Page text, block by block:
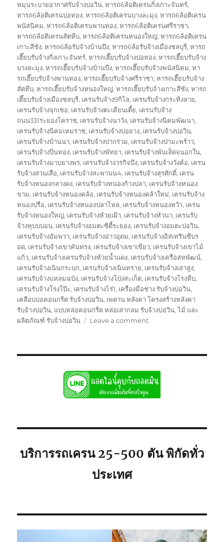
หมุนระบายอากาศรับจ้างบ่อวิน,หารถ6ล้อติเครนกิ่งเกาะจันทร์,
หารถ6ล้อติเครนบ่อทอง,หารถ6ล้อติเครนบางละมุง,หารถ6ล้อติเครน
พนัสนิคม,หารถ6ล้อติเครนพานทอง,หารถ6ล้อติเครนศรีราชา,
หารถ6ล้อติเครนสัตหีบ,หารถ6ล้อติเครนหนองใหญ่,หารถ6ล้อติเครน
เกาะสีชัง,หารถ6ล้อรับจ้างบ้านบึง,หารถ6ล้อรับจ้างเมืองชลบุรี,หารถ
เฮี๊ยบรับจ้างกิ่งเกาะจันทร์,หารถเฮี๊ยบรับจ้างบ่อทอง,หารถเฮี๊ยบรับจ้าง
บางละมุง,หารถเฮี๊ยบรับจ้างบ้านบึง,หารถเฮี๊ยบรับจ้างพนัสนิคม,หา
รถเฮี๊ยบรับจ้างพานทอง,หารถเฮี๊ยบรับจ้างศรีราชา,หารถเฮี๊ยบรับจ้าง
สัตหีบ,หารถเฮี๊ยบรับจ้างหนองใหญ่,หารถเฮี๊ยบรับจ้างเกาะสีชัง,หารถ
เฮี๊ยบรับจ้างเมืองชลบุรี, เครนรับจ้าง9กิโล, เครนรับจ้างกระทิงลาย,
เครนรับจ้างจุกเชอ, เครนรับจ้างตะเคียนเตี้ย, เครนรับจ้าง
ถนน331ระยองโคราช, เครนรับจ้างนาวัง, เครนรับจ้างนิคมพัฒนา,
เครนรับจ้างนิคมเหมราช, เครนรับจ้างบ่อยาง, เครนรับจ้างบ่อวิน,
เครนรับจ้างบ้านนา, เครนรับจ้างปากร่วม, เครนรับจ้างป่ามะพร้าว,
เครนรับจ้างปิ่นทอง, เครนรับจ้างพัทยา, เครนรับจ้างพันเส็ดจนอกใน,
เครนรับจ้างมาบยางพร, เครนรับจ้างวรกิจบึง, เครนรับจ้างวังค้อ, เครน
รับจ้างสวนเสือ, เครนรับจ้างสะพานน4, เครนรับจ้างสุรศักดิ์, เครน
รับจ้างหนองกลางดง, เครนรับจ้างหนองก้างปลา, เครนรับจ้างหนอง
ขาม, เครนรับจ้างหนองคล้อ, เครนรับจ้างหนองคล้าใหม่, เครนรับจ้าง
หนองปรือ, เครนรับจ้างหนองปลาไหล, เครนรับจ้างหนองหว้า, เครน
รับจ้างหนองใหญ่, เครนรับจ้างห้วยเฝ้า, เครนรับจ้างหัวนา, เครนรับ
จ้างหุบบบอน, เครนรับจ้างอมตะซิตี้ระยอง, เครนรับจ้างอมตะบ่อวิน,
เครนรับจ้างอัมพวา, เครนรับจ้างอ่าวอุดม, เครนรับจ้างอิสเทรินซีบร
อด, เครนรับจ้างเขาคันทรง, เครนรับจ้างเขาเขียว, เครนรับจ้างเขาไม้
แก้ว, เครนรับจ้างเครนรับจ้างห้วยน้ำแดง, เครนรับจ้างเครือสหพัฒน์,
เครนรับจ้างเนินกระบก, เครนรับจ้างเนินทราย, เครนรับจ้างเสาสูง,
เครนรับจ้างแหลมฉบัง, เครนรับจ้างโป่งสะเก็ต, เครนรับจ้างโรงหีบ,
เครนรับจ้างโรงโป๊ะ, เครนรับจ้างไร่1, เครื่องมือช่าง รับจ้างบ่อวิน,
เคลือบบ่อคอนกรีต รับจ้างบ่อวิน, เพดาน หลังคา โครงสร้างหลังคา
รับจ้างบ่อวิน, แบบหล่อคอนกรีต หล่อเสากลม รับจ้างบ่อวิน,ไม้ และ
ผลิตภัณฑ์ รับจ้างบ่อวิน
Leave a commenton
วิน
ศรีราชา
พิกัด
บริการรถเครน 25-500 ตัน พิกัดทั่ว
ประเทศ